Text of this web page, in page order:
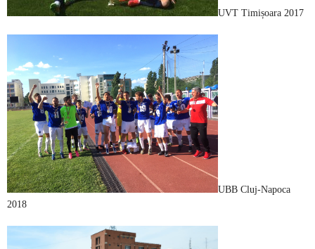
UVT Timișoara 2017
UBB Cluj-Napoca
2018